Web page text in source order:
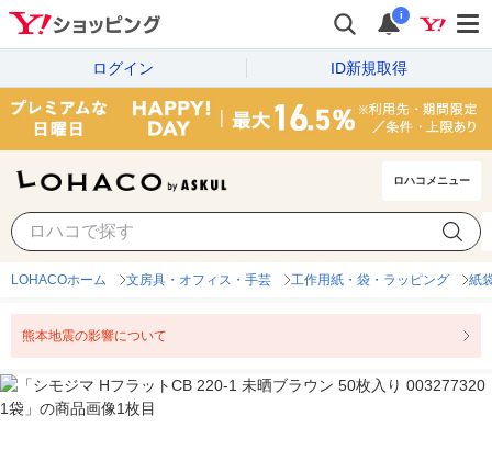
i
ログイン ID新規取得
ロハコメニュー
LOHACOホーム 文房具・オフィス・手芸 工作用紙・袋・ラッピング 紙
熊本地震の影響について